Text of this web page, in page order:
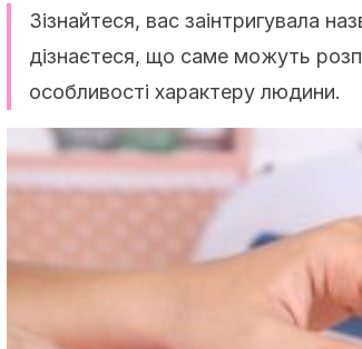
Зізнайтеся, вас заінтригувала
дізнаєтеся, що саме можуть
особливості характеру людини.